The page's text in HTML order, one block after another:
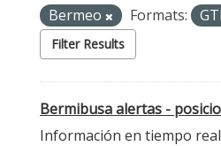
Bermeo
Formats:
Filter Results
Bermibusa alertas -
Información en tiempo